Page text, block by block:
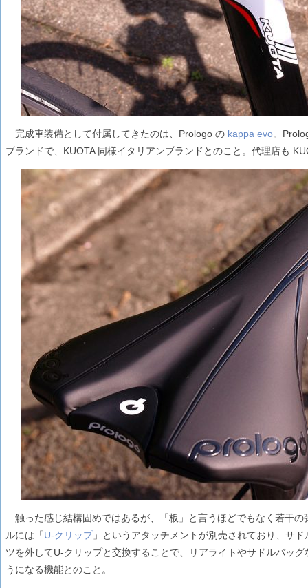
完成車装備として付属してきたのは、Prologo の kappa evo。
ブランドで、KUOTA 同様イタリアンブランドとのこと。代理店も
触った感じ結構固めではあるが、「板」と言うほどでもなく若干
ルには「U-クリップ」というアタッチメントが別売されており、サ
ツを外してU-クリップと交換することで、リアライトやサドルバッ
うになる機能とのこと。